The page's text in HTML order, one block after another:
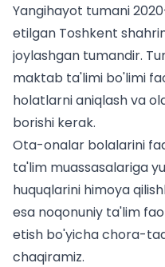
Yangihayot tumani
etilgan Toshkent
joylashgan tumandir.
maktab ta'limi bo'limi
holatlarni aniqlash va
borishi kerak.
Ota-onalar bolalarini
ta'lim muassasalariga
huquqlarini himoya
esa noqonuniy ta'lim
etish bo'yicha chora-
chaqiramiz.